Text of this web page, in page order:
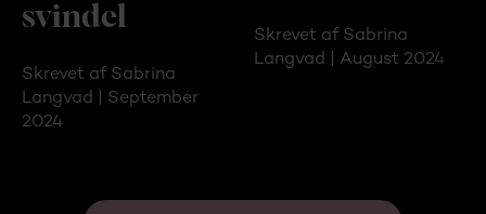
svindel
Skrevet af Sabrina
Langvad | September
2024
Skrevet af Sabrina
Langvad | August 2024